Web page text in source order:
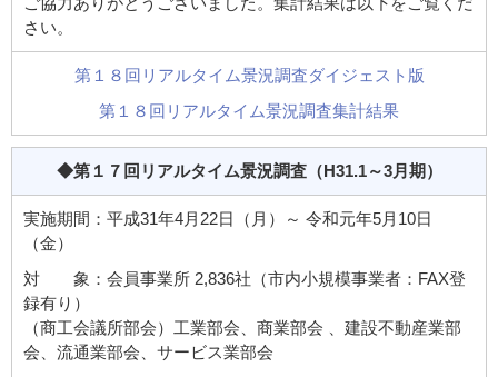
さい。
第１８回リアルタイム景況調査ダイジェスト版
第１８回リアルタイム景況調査集計結果
◆第１７回リアルタイム景況調査（H31.1～3月期）
実施期間：平成31年4月22日（月）～ 令和元年5月10日
（金）
対 象：会員事業所 2,836社（市内小規模事業者：FAX登
録有り）
（商工会議所部会）工業部会、商業部会 、建設不動産業部
会、流通業部会、サービス業部会